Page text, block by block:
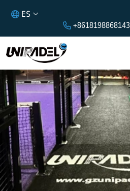
ES
+8618198868143